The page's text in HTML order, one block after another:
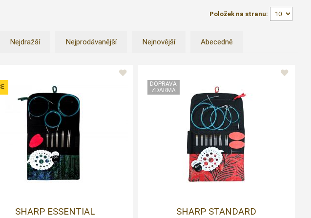
Položek na stranu:
Nejdražší Nejprodávanější Nejnovější Abecedně
SHARP ESSENTIAL
SHARP STANDARD